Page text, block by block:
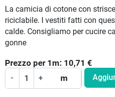
La camicia di cotone con
riciclabile. I vestiti fatti con
calde. Consigliamo per cucire
gonne
Prezzo per 1 m: 10,71 €
- + m